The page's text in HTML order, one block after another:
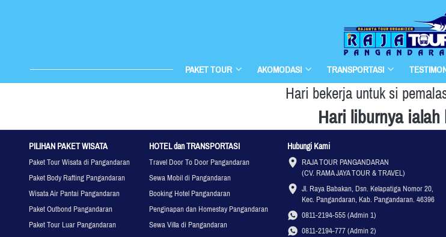
PAKET TOUR AKOMODASI TRANSPORTASI
Hari bekerja untuk si
Hari liburnya
PILIHAN PAKET WISATA
Paket Tour Wisata di Pangandaran
Paket Body Rafting Pangandaran
Wisata Air Pantai Pangandaran
Paket Outbond Pangandaran
Paket Tour Luar Pangandaran
HOTEL dan TRANSPORTASI
Travel Door To Door Pangandaran
Sewa Mobil di Pangandaran
Booking Hotel Pangandaran
Penginapan dan Homestay Pangandaran
Sewa Villa di Pangandaran
Hubungi Kami
RAJA TOUR PANGANDARAN
(CV. RAMA JAYA TOUR & TRAVEL)
Jl. Raya Babakan, Dsn. Kelapatiga Nomor 20,
Kec. Pangandaran, Kab. Pangandaran. 46396
0811-2194-555 (Admin 1)
0811-2194-777 (Admin 2)